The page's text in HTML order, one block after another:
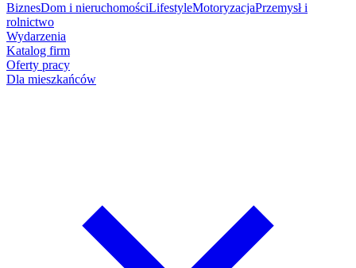
BiznesDom i nieruchomościLifestyleMotoryzacjaPrzemysł i
rolnictwo
Wydarzenia
Katalog firm
Oferty pracy
Dla mieszkańców